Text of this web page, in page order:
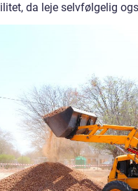
da leje selvfølgelig